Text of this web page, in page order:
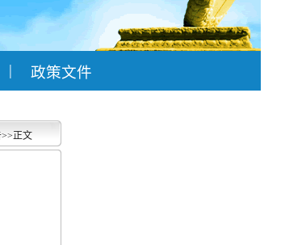
| 政策文件
>>正文